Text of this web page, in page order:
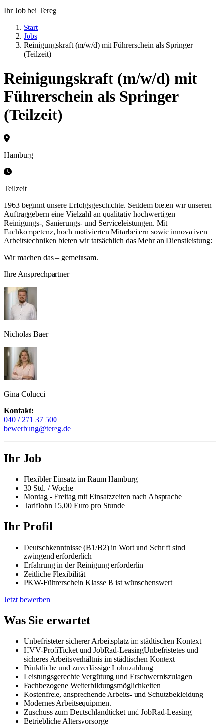
Ihr Job bei Tereg
Start
Jobs
Reinigungskraft (m/w/d) mit Führerschein als Springer
(Teilzeit)
Reinigungskraft (m/w/d) mit
Führerschein als Springer
(Teilzeit)
Hamburg
Teilzeit
1963 beginnt unsere Erfolgsgeschichte. Seitdem bieten wir unseren
Auftraggebern eine Vielzahl an qualitativ hochwertigen
Reinigungs-, Sanierungs- und Serviceleistungen. Mit
Fachkompetenz, hoch motivierten Mitarbeitern sowie innovativen
Arbeitstechniken bieten wir tatsächlich das Mehr an Dienstleistung:
Wir machen das – gemeinsam.
Ihre Ansprechpartner
Nicholas Baer
Gina Colucci
Kontakt:
040 / 271 37 500
bewerbung@tereg.de
Ihr Job
Flexibler Einsatz im Raum Hamburg
30 Std. / Woche
Montag - Freitag mit Einsatzzeiten nach Absprache
Tariflohn 15,00 Euro pro Stunde
Ihr Profil
Deutschkenntnisse (B1/B2) in Wort und Schrift sind
zwingend erforderlich
Erfahrung in der Reinigung erforderlin
Zeitliche Flexibilität
PKW-Führerschein Klasse B ist wünschenswert
Jetzt bewerben
Was Sie erwartet
Unbefristeter sicherer Arbeitsplatz im städtischen Kontext
HVV-ProfiTicket und JobRad-LeasingUnbefristetes und
sicheres Arbeitsverhältnis im städtischen Kontext
Pünktliche und zuverlässige Lohnzahlung
Leistungsgerechte Vergütung und Erschwerniszulagen
Fachbezogene Weiterbildungsmöglichkeiten
Kostenfreie, ansprechende Arbeits- und Schutzbekleidung
Modernes Arbeitsequipment
Zuschuss zum Deutschlandticket und JobRad-Leasing
Betriebliche Altersvorsorge